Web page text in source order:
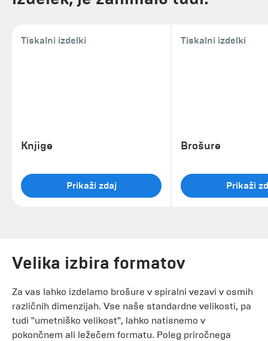
Tiskalni izdelki
Knjige
Prikaži zdaj
Tiskalni izdelki
Brošure
Prikaži
Velika izbira formatov
Za vas lahko izdelamo brošure v spiralni vezavi v osmih
različnih dimenzijah. Vse naše standardne velikosti, pa
tudi "umetniško velikost", lahko natisnemo v
pokončnem ali ležečem formatu. Poleg priročnega